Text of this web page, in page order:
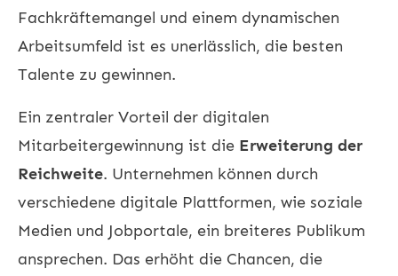
Fachkräftemangel und einem dynamischen
Arbeitsumfeld ist es unerlässlich, die besten
Talente zu gewinnen.
Ein zentraler Vorteil der digitalen
Mitarbeitergewinnung ist die Erweiterung der
Reichweite. Unternehmen können durch
verschiedene digitale Plattformen, wie soziale
Medien und Jobportale, ein breiteres Publikum
ansprechen. Das erhöht die Chancen, die